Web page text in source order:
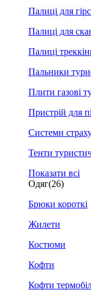
Палиці для
Палиці для
Палиці
Пальники
Плити газові
Пристрій для
Системи
Тенти
Показати всі
Одяг(26)
Брюки короткі
Жилети
Костюми
Кофти
Кофти